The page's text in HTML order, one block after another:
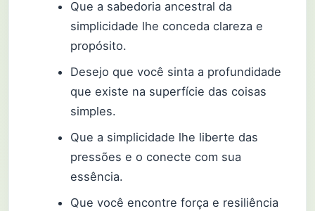
Que a sabedoria ancestral da
simplicidade lhe conceda clareza e
propósito.
Desejo que você sinta a profundidade
que existe na superfície das coisas
simples.
Que a simplicidade lhe liberte das
pressões e o conecte com sua
essência.
Que você encontre força e resiliência